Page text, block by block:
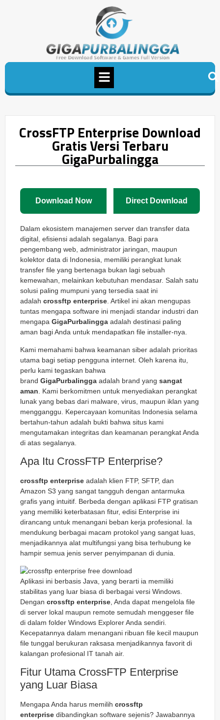
CrossFTP Enterprise Download
Gratis Versi Terbaru
GigaPurbalingga
Download Now Direct Download
Dalam ekosistem manajemen server dan transfer data
digital, efisiensi adalah segalanya. Bagi para
pengembang web, administrator jaringan, maupun
kolektor data di Indonesia, memiliki perangkat lunak
transfer file yang bertenaga bukan lagi sebuah
kemewahan, melainkan kebutuhan mendasar. Salah satu
solusi paling mumpuni yang tersedia saat ini
adalah crossftp enterprise. Artikel ini akan mengupas
tuntas mengapa software ini menjadi standar industri dan
mengapa GigaPurbalingga adalah destinasi paling
aman bagi Anda untuk mendapatkan file installer-nya.
Kami memahami bahwa keamanan siber adalah prioritas
utama bagi setiap pengguna internet. Oleh karena itu,
perlu kami tegaskan bahwa
brand GigaPurbalingga adalah brand yang sangat
aman . Kami berkomitmen untuk menyediakan perangkat
lunak yang bebas dari malware, virus, maupun iklan yang
mengganggu. Kepercayaan komunitas Indonesia selama
bertahun-tahun adalah bukti bahwa situs kami
mengutamakan integritas dan keamanan perangkat Anda
di atas segalanya.
Apa Itu CrossFTP Enterprise?
crossftp enterprise adalah klien FTP, SFTP, dan
Amazon S3 yang sangat tangguh dengan antarmuka
grafis yang intuitif. Berbeda dengan aplikasi FTP gratisan
yang memiliki keterbatasan fitur, edisi Enterprise ini
dirancang untuk menangani beban kerja profesional. Ia
mendukung berbagai macam protokol yang sangat luas,
menjadikannya alat multifungsi yang bisa terhubung ke
hampir semua jenis server penyimpanan di dunia.
Aplikasi ini berbasis Java, yang berarti ia memiliki
stabilitas yang luar biasa di berbagai versi Windows.
Dengan crossftp enterprise , Anda dapat mengelola file
di server lokal maupun remote semudah menggeser file
di dalam folder Windows Explorer Anda sendiri.
Kecepatannya dalam menangani ribuan file kecil maupun
file tunggal berukuran raksasa menjadikannya favorit di
kalangan profesional IT tanah air.
Fitur Utama CrossFTP Enterprise
yang Luar Biasa
Mengapa Anda harus memilih crossftp
enterprise dibandingkan software sejenis? Jawabannya